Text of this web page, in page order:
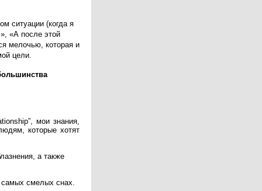
ситуации (когда я
«А после этой
мелочью, которая и
цели.
мои знания,
которые хотят
а также
смелых снах.